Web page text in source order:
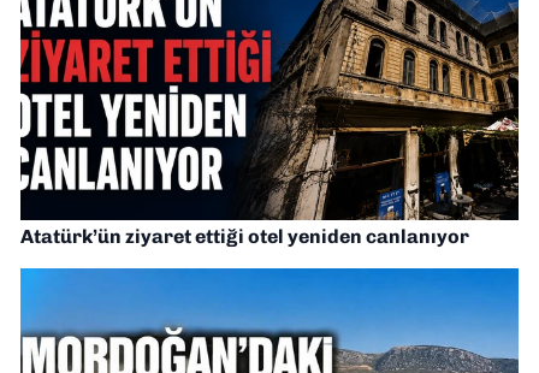
Atatürk’ün ziyaret ettiği otel yeniden canlanıyor